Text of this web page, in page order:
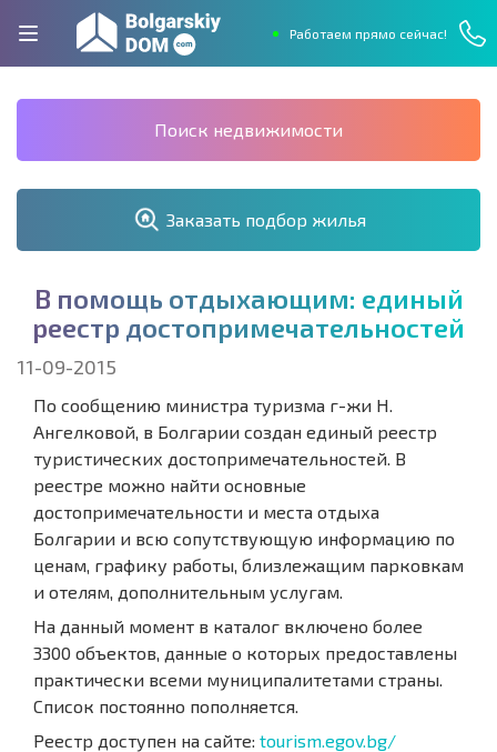
Работаем прямо сейчас!
Поиск недвижимости
Заказать подбор жилья
В помощь отдыхающим: единый
реестр достопримечательностей
11-09-2015
По сообщению министра туризма г-жи Н.
Ангелковой, в Болгарии создан единый реестр
туристических достопримечательностей. В
реестре можно найти основные
достопримечательности и места отдыха
Болгарии и всю сопутствующую информацию по
ценам, графику работы, близлежащим парковкам
и отелям, дополнительным услугам.
На данный момент в каталог включено более
3300 объектов, данные о которых предоставлены
практически всеми муниципалитетами страны.
Список постоянно пополняется.
Реестр доступен на сайте: tourism.egov.bg/